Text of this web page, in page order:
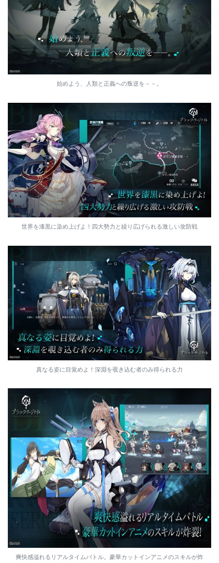
始めよう、人類と正義への叛逆を－－。
世界を漆黒に染め上げよ！四大勢力と繰り広げられる激しい攻防戦
真なる姿に目覚めよ！深淵を覗き込む者のみ得られる力
爽快感溢れるリアルタイムバトル。豪華カットインアニメのスキルが炸